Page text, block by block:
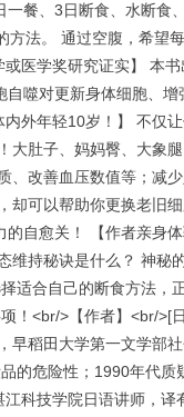
餐、3日断食、水断
法。 通过空腹，希望
医学奖研究证实】 本
噬对更新身体细胞、
外年轻10岁！】 不仅
肚子、妈妈臀、大象
改善血压数值等；减
可以帮助你更换老旧
自愈关！ 【作者亲身
持秘诀是什么？ 神秘
适合自己的断食方法，
！<br/>【作者】<br/>[
稻田大学第一文学部
的危险性；1990年代
科技学院日语讲师，